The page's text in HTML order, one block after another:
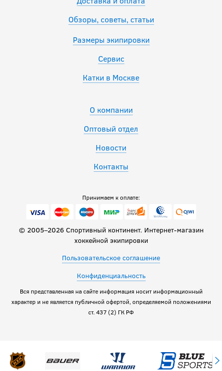
Обзоры, советы, статьи
Размеры экипировки
Сервис
Катки в Москве
О компании
Оптовый отдел
Новости
Контакты
Принимаем к оплате:
© 2005–2026 Спортивный континент. Интернет-магазин
хоккейной экипировки
Пользовательское соглашение
Конфиденциальность
Вся представленная на сайте информация носит информационный
характер и не является публичной офертой, определяемой положениями
ст. 437 (2) ГК РФ